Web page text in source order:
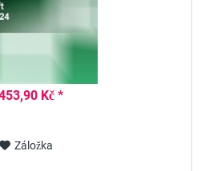
Kč *
Záložka